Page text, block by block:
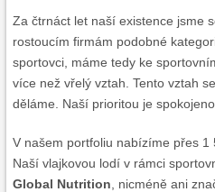
Za čtrnáct let naší existence jsme
rostoucím firmám podobné
sportovci, máme tedy ke
více než vřelý vztah. Tento vztah
děláme. Naší prioritou je
V našem portfoliu nabízíme přes
Naší vlajkovou lodí v rámci
Global Nutrition , nicméně ani